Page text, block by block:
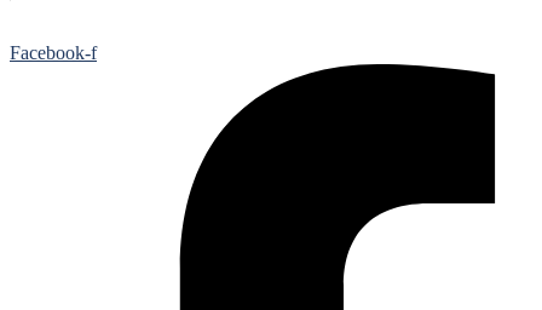
Facebook-f